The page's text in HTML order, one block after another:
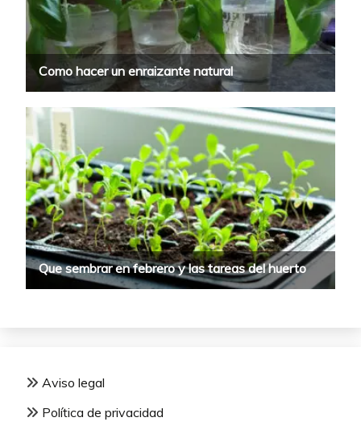
Aviso legal
Política de privacidad